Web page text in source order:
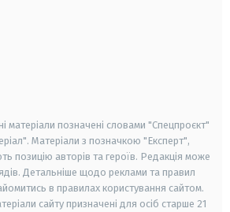
матеріали позначені словами "Спецпроєкт"
Матеріали з позначкою "Експерт",
позицію авторів та героїв. Редакція може
Детальніше щодо реклами та правил
в правилах користування сайтом.
сайту призначені для осіб старше 21